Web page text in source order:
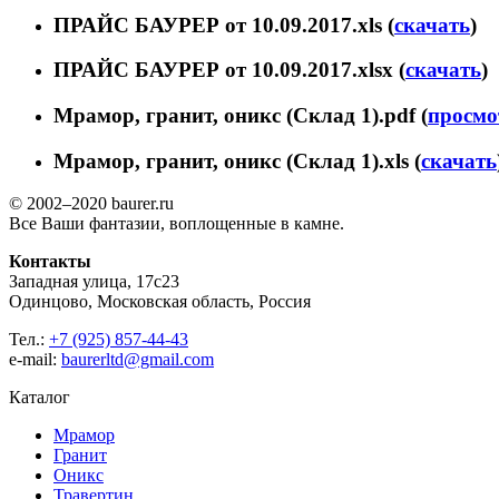
ПРАЙС БАУРЕР от 10.09.2017.xls (скачать)
ПРАЙС БАУРЕР от 10.09.2017.xlsx (скачать)
Мрамор, гранит, оникс (Склад 1).pdf (
Мрамор, гранит, оникс (Склад 1).xls (скачать
© 2002–2020 baurer.ru
Все Ваши фантазии, воплощенные в камне.
Контакты
Западная улица, 17с23
Одинцово, Московская область, Россия
Тел.: +7 (925) 857-44-43
e-mail: baurerltd@gmail.com
Каталог
Мрамор
Гранит
Оникс